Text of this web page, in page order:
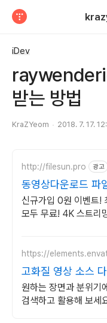
iDev
받는 방법
KraZYeom 2018. 7. 17.
http://filesun.pro 광고
동영상다운로드 파
시간 보기!
신규가입 0원 이벤트!
모두 무료! 4K 스트리
https://
고화질 영상 소스
텐츠
원하는 장면과 분위기
검색하고 활용해 보세